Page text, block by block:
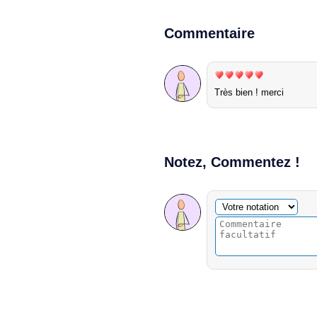
Commentaire
Très bien ! merci
Notez, Commentez !
Commentaire facultatif
Votre notation